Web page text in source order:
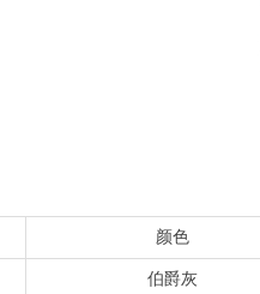
颜色
伯爵灰